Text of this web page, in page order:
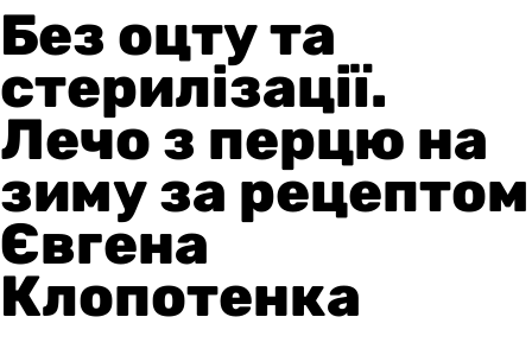
Без оцту та
стерилізації.
Лечо з перцю на
зиму за рецептом
Євгена
Клопотенка